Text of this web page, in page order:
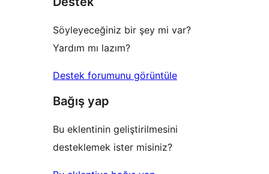
Söyleyeceğiniz bir şey mi var?
Yardım mı lazım?
Destek forumunu görüntüle
Bağış yap
Bu eklentinin geliştirilmesini
desteklemek ister misiniz?